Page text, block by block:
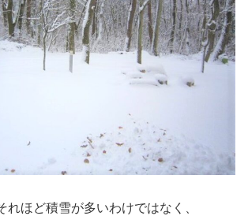
れほど積雪が多いわけではなく、